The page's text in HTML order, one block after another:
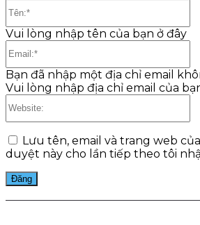
Vui lòng nhập tên của bạn ở đây
Bạn đã nhập một địa chỉ email
Vui lòng nhập địa chỉ email của
Lưu tên, email và trang web
duyệt này cho lần tiếp theo tôi